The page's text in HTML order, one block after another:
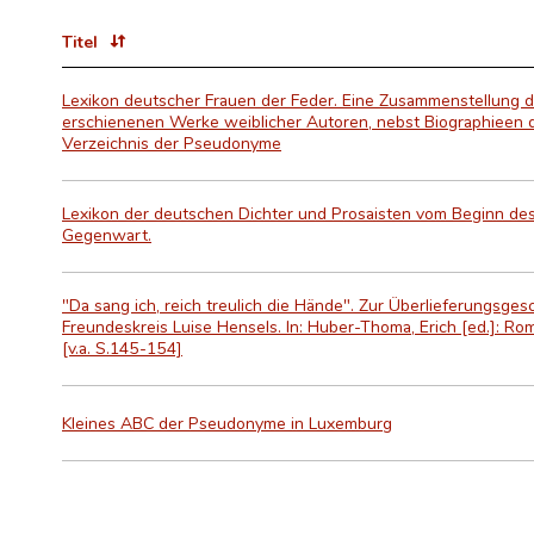
Titel
Lexikon deutscher Frauen der Feder. Eine Zusammenstellung
erschienenen Werke weiblicher Autoren, nebst Biographieen
Verzeichnis der Pseudonyme
Lexikon der deutschen Dichter und Prosaisten vom Beginn
Gegenwart.
"Da sang ich, reich treulich die Hände". Zur
Freundeskreis Luise Hensels. In: Huber-Thoma, Erich [ed.]:
[v.a. S.145-154]
Kleines ABC der Pseudonyme in Luxemburg